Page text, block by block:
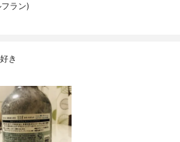
ラン)
き